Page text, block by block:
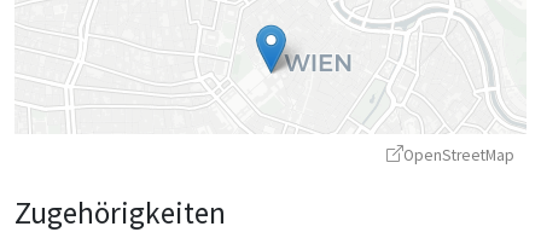
OpenStreetMap
Zugehörigkeiten